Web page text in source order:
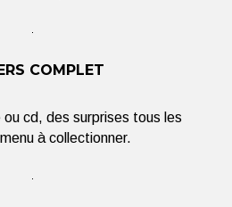
COMPLET
ou cd, des surprises tous les
à collectionner.